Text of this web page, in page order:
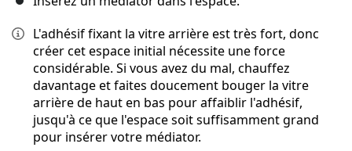
L'adhésif fixant la vitre arrière est très fort, donc
créer cet espace initial nécessite une force
considérable. Si vous avez du mal, chauffez
davantage et faites doucement bouger la vitre
arrière de haut en bas pour affaiblir l'adhésif,
jusqu'à ce que l'espace soit suffisamment grand
pour insérer votre médiator.